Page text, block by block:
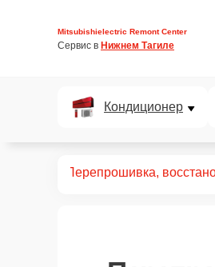
Mitsubishielectric Remont Center
Сервис в Нижнем Тагиле
Кондиционер
Перепрошивка,